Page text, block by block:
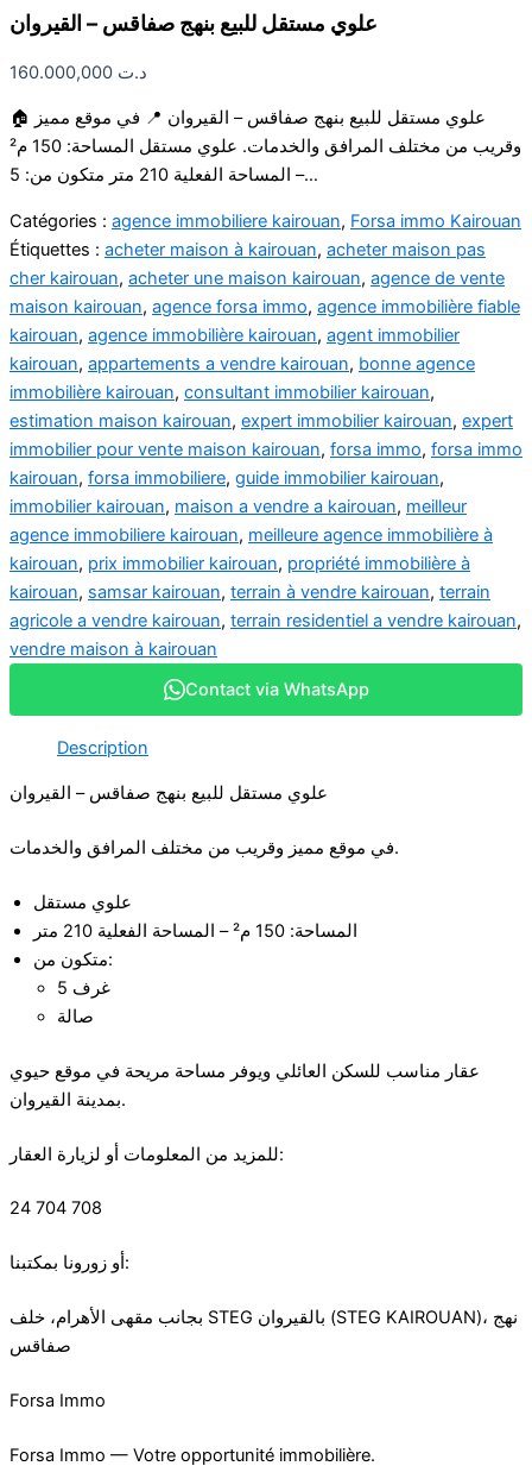
علوي مستقل للبيع بنهج صفاقس – القيروان
د.ت
🏠 علوي مستقل للبيع بنهج صفاقس – القيروان 📍 في موقع مميز
وقريب من مختلف المرافق والخدمات. علوي مستقل المساحة: 150 م²
– المساحة الفعلية 210 متر متكون من: 5…
Catégories : agence immobiliere kairouan, Forsa immo Kairouan
Étiquettes : acheter maison à kairouan, acheter maison pas
cher kairouan, acheter une maison kairouan, agence de vente
maison kairouan, agence forsa immo, agence immobilière fiable
kairouan, agence immobilière kairouan, agent immobilier
kairouan, appartements a vendre kairouan, bonne agence
immobilière kairouan, consultant immobilier kairouan,
estimation maison kairouan, expert immobilier kairouan, expert
immobilier pour vente maison kairouan, forsa immo, forsa immo
kairouan, forsa immobiliere, guide immobilier kairouan,
immobilier kairouan, maison a vendre a kairouan, meilleur
agence immobiliere kairouan, meilleure agence immobilière à
kairouan, prix immobilier kairouan, propriété immobilière à
kairouan, samsar kairouan, terrain à vendre kairouan, terrain
agricole a vendre kairouan, terrain residentiel a vendre kairouan,
vendre maison à kairouan
Contact via WhatsApp
Description
علوي مستقل للبيع بنهج صفاقس – القيروان
في موقع مميز وقريب من مختلف المرافق والخدمات.
علوي مستقل
المساحة: 150 م² – المساحة الفعلية 210 متر
متكون من:
5 غرف
صالة
عقار مناسب للسكن العائلي ويوفر مساحة مريحة في موقع حيوي
بمدينة القيروان.
للمزيد من المعلومات أو لزيارة العقار:
24 704 708
أو زورونا بمكتبنا:
بجانب مقهى الأهرام، خلف STEG بالقيروان (STEG KAIROUAN)، نهج
صفاقس
Forsa Immo
Forsa Immo — Votre opportunité immobilière.